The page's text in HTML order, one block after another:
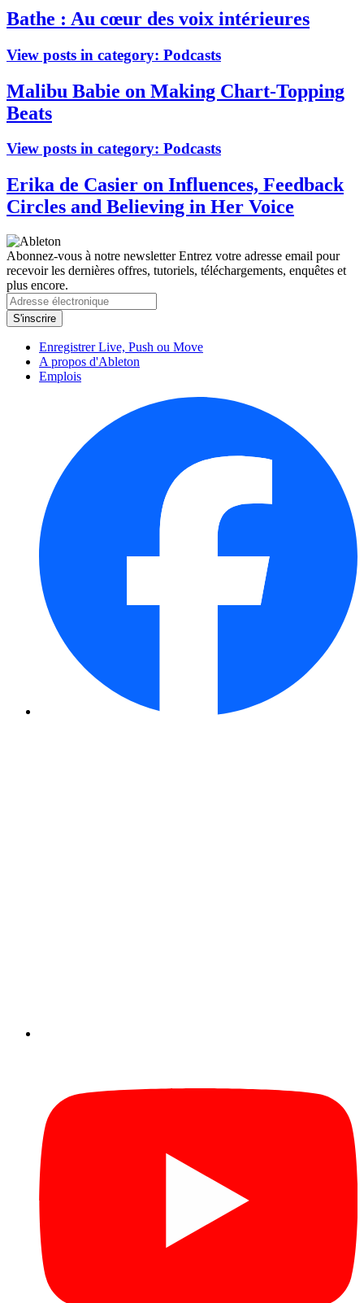
Bathe : Au cœur des voix intérieures
View posts in category: Podcasts
Malibu Babie on Making Chart-Topping
Beats
View posts in category: Podcasts
Erika de Casier on Influences, Feedback
Circles and Believing in Her Voice
Abonnez-vous à notre newsletterEntrez votre adresse email pour
recevoir les dernières offres, tutoriels, téléchargements, enquêtes et
plus encore.
Enregistrer Live, Push ou Move
A propos d'Ableton
Emplois